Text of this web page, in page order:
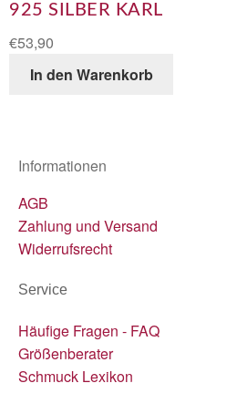
925 SILBER KARL
€53,90
In den Warenkorb
Informationen
AGB
Zahlung und Versand
Widerrufsrecht
Service
Häufige Fragen - FAQ
Größenberater
Schmuck Lexikon